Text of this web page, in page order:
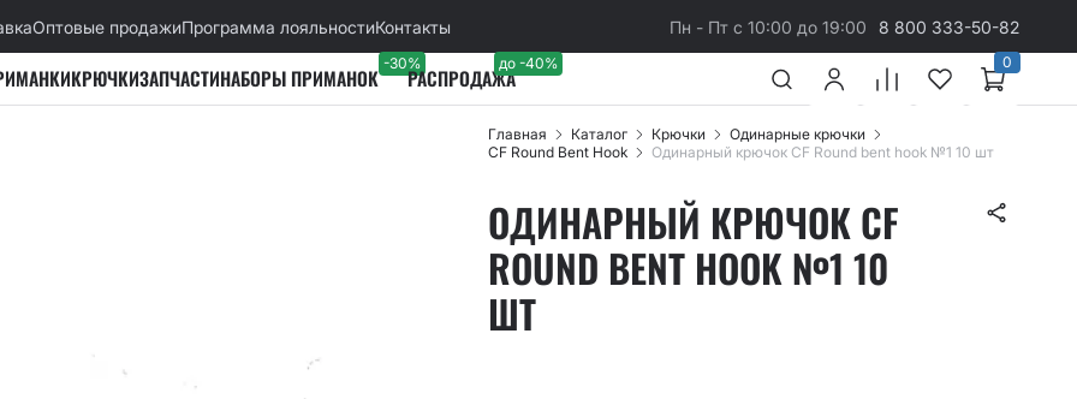
Оптовые продажиПрограмма лояльностиКонтакты Пн - Пт с 10:00 до 19:00 8 800 333-50-82
КРЮЧКИЗАПЧАСТИНАБОРЫ ПРИМАНОК
-30%
РАСПРОДАЖА
до -40% 0
Главная Каталог Крючки
Одинарные крючки
CF Round Bent Hook
Одинарный крючок CF Round bent hook №1 10 шт
ОДИНАРНЫЙ КРЮЧОК CF
ROUND BENT HOOK №1 10
ШТ